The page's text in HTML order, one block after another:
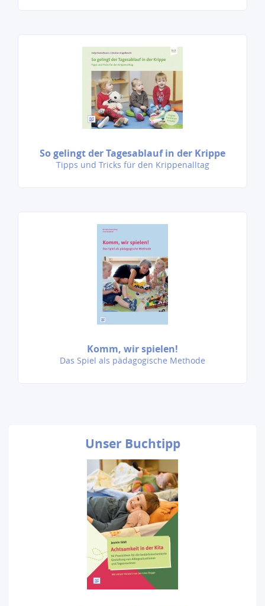
So gelingt der Tagesablauf in der Krippe
Tipps und Tricks für den Krippenalltag
Komm, wir spielen!
Das Spiel als pädagogische Methode
Unser Buchtipp